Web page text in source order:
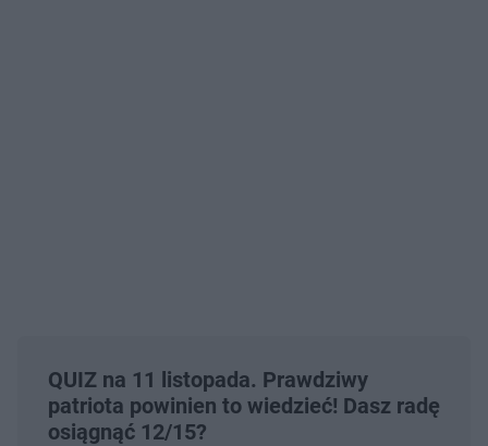
QUIZ na 11 listopada. Prawdziwy
patriota powinien to wiedzieć! Dasz radę
osiągnąć 12/15?